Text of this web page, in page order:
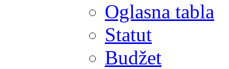
Oglasna tabla
Statut
Budžet